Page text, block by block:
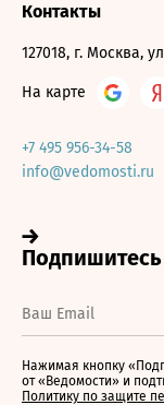
Контакты
127018, г. Москва,
На карте
+7 495 956-34-58
info@vedomosti.ru
Нажимая кнопку
от «Ведомости» и
Политику по защите